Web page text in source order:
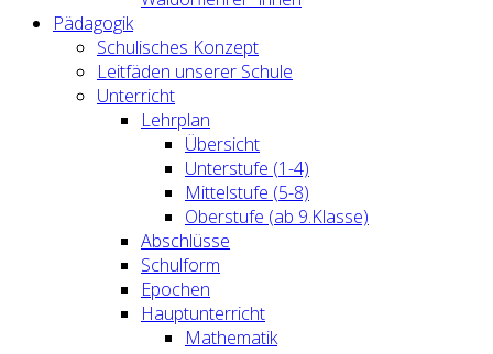
Pädagogik
Schulisches Konzept
Leitfäden unserer Schule
Unterricht
Lehrplan
Übersicht
Unterstufe (1-4)
Mittelstufe (5-8)
Oberstufe (ab 9.Klasse)
Abschlüsse
Schulform
Epochen
Hauptunterricht
Mathematik